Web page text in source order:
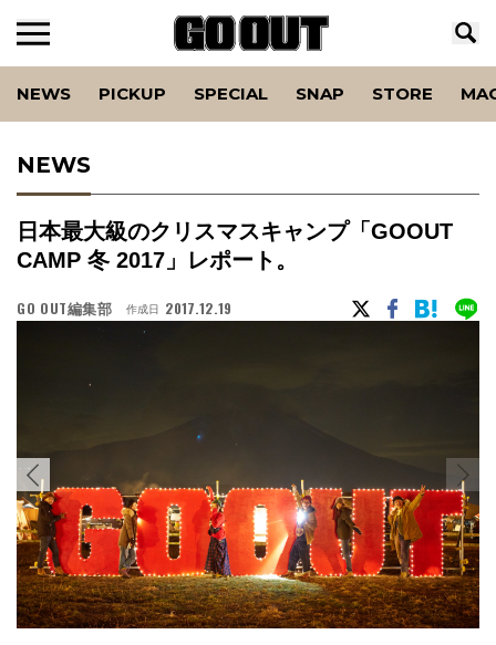
NEWS PICKUP SPECIAL SNAP STORE
NEWS
日本最大級のクリスマスキャンプ「GOOUT
CAMP 冬 2017」レポート。
GO OUT編集部 作成日 2017.12.19